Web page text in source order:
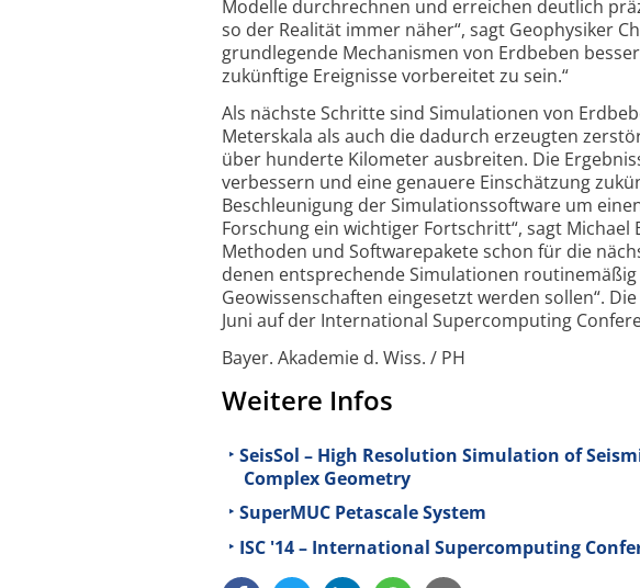
Modelle durchrechnen und erreichen deutlich
so der Realität immer näher“, sagt Geophysiker
grundlegende Mechanismen von Erdbeben
zukünftige Ereignisse vorbereitet zu sein.“
Als nächste Schritte sind Simulationen von
Meterskala als auch die dadurch erzeugten
über hunderte Kilometer ausbreiten. Die
verbessern und eine genauere Einschätzung
Beschleunigung der Simulationssoftware um
Forschung ein wichtiger Fortschritt“, sagt
Methoden und Softwarepakete schon für die
denen entsprechende Simulationen
Geowissenschaften eingesetzt werden sollen“.
Juni auf der International Supercomputing
Bayer. Akademie d. Wiss. / PH
Weitere Infos
SeisSol – High Resolution Simulation of
Complex Geometry
SuperMUC Petascale System
ISC '14 – International Supercomputing